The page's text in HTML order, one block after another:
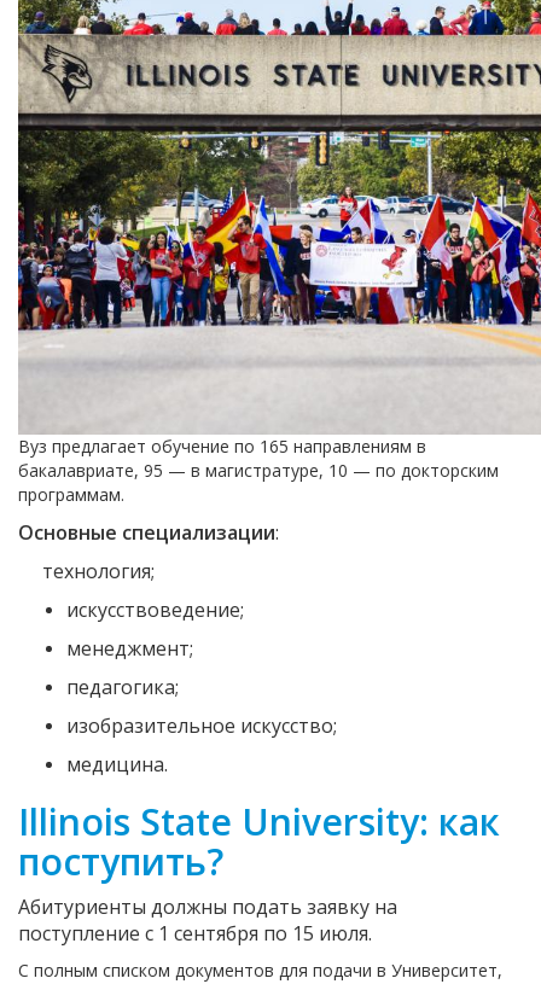
Вуз предлагает обучение по 165 направлениям в
бакалавриате, 95 — в магистратуре, 10 — по докторским
программам.
Основные специализации:
технология;
искусствоведение;
менеджмент;
педагогика;
изобразительное искусство;
медицина.
Illinois State University: как
поступить?
Абитуриенты должны подать заявку на
поступление с 1 сентября по 15 июля.
С полным списком документов для подачи в Университет,